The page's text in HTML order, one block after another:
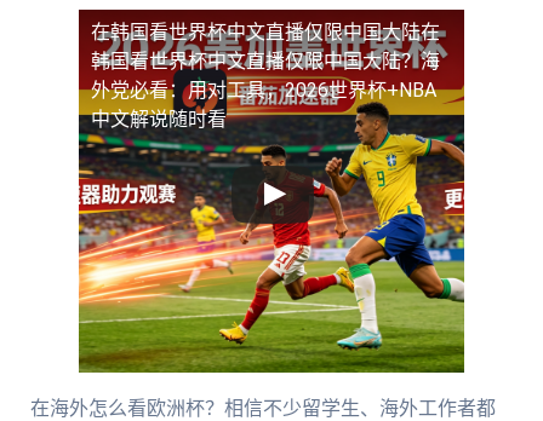
在韩国看世界杯中文直播仅限中国大陆在
韩国看世界杯中文直播仅限中国大陆？海
外党必看：用对工具，2026世界杯+NBA
中文解说随时看
在海外怎么看欧洲杯？相信不少留学生、海外工作者都